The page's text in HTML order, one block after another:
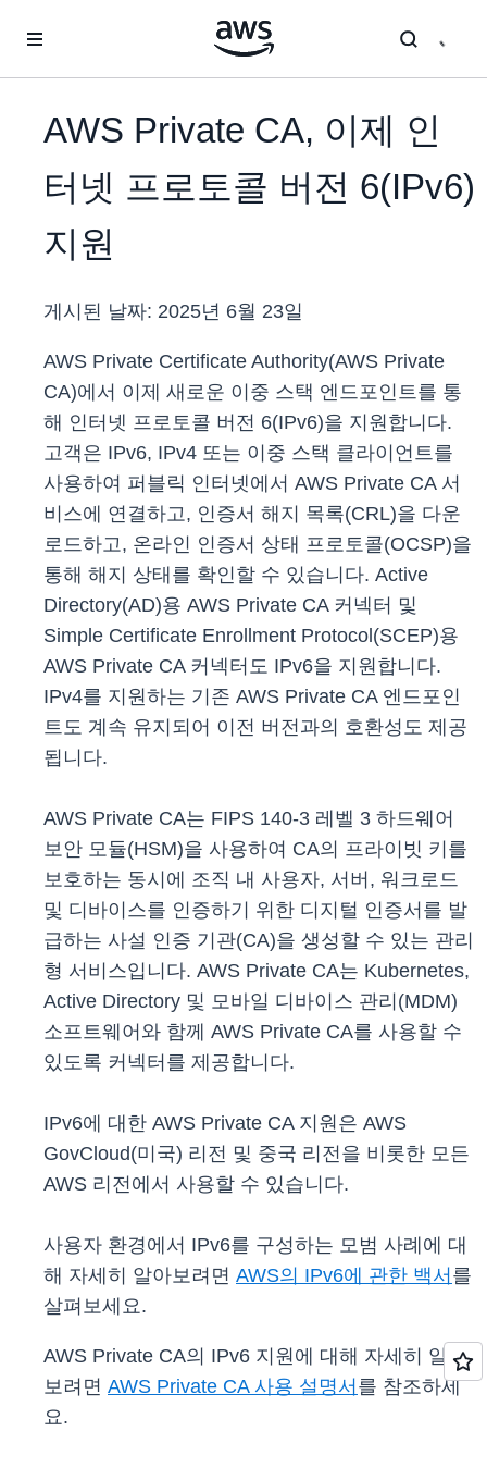
AWS Private CA, 이제 인
터넷 프로토콜 버전 6(IPv6)
지원
게시된 날짜: 2025년 6월 23일
AWS Private Certificate Authority(AWS Private
CA)에서 이제 새로운 이중 스택 엔드포인트를 통
해 인터넷 프로토콜 버전 6(IPv6)을 지원합니다.
고객은 IPv6, IPv4 또는 이중 스택 클라이언트를
사용하여 퍼블릭 인터넷에서 AWS Private CA 서
비스에 연결하고, 인증서 해지 목록(CRL)을 다운
로드하고, 온라인 인증서 상태 프로토콜(OCSP)을
통해 해지 상태를 확인할 수 있습니다. Active
Directory(AD)용 AWS Private CA 커넥터 및
Simple Certificate Enrollment Protocol(SCEP)용
AWS Private CA 커넥터도 IPv6을 지원합니다.
IPv4를 지원하는 기존 AWS Private CA 엔드포인
트도 계속 유지되어 이전 버전과의 호환성도 제공
됩니다.
AWS Private CA는 FIPS 140-3 레벨 3 하드웨어
보안 모듈(HSM)을 사용하여 CA의 프라이빗 키를
보호하는 동시에 조직 내 사용자, 서버, 워크로드
및 디바이스를 인증하기 위한 디지털 인증서를 발
급하는 사설 인증 기관(CA)을 생성할 수 있는 관리
형 서비스입니다. AWS Private CA는 Kubernetes,
Active Directory 및 모바일 디바이스 관리(MDM)
소프트웨어와 함께 AWS Private CA를 사용할 수
있도록 커넥터를 제공합니다.
IPv6에 대한 AWS Private CA 지원은 AWS
GovCloud(미국) 리전 및 중국 리전을 비롯한 모든
AWS 리전에서 사용할 수 있습니다.
사용자 환경에서 IPv6를 구성하는 모범 사례에 대
해 자세히 알아보려면 AWS의 IPv6에 관한 백서 를
살펴보세요.
AWS Private CA의 IPv6 지원에 대해 자세히 알아
보려면 AWS Private CA 사용 설명서 를 참조하세
요.